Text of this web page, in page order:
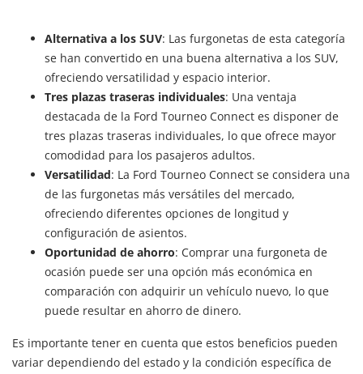
Alternativa a los SUV: Las furgonetas de esta categoría
se han convertido en una buena alternativa a los SUV,
ofreciendo versatilidad y espacio interior.
Tres plazas traseras individuales: Una ventaja
destacada de la Ford Tourneo Connect es disponer de
tres plazas traseras individuales, lo que ofrece mayor
comodidad para los pasajeros adultos.
Versatilidad: La Ford Tourneo Connect se considera una
de las furgonetas más versátiles del mercado,
ofreciendo diferentes opciones de longitud y
configuración de asientos.
Oportunidad de ahorro: Comprar una furgoneta de
ocasión puede ser una opción más económica en
comparación con adquirir un vehículo nuevo, lo que
puede resultar en ahorro de dinero.
Es importante tener en cuenta que estos beneficios pueden
variar dependiendo del estado y la condición específica de